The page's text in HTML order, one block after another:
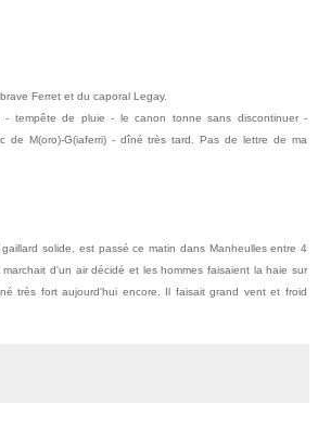
Ferret et du caporal Legay.
- tempête de pluie - le canon tonne sans discontinuer -
de M(oro)-G(iaferri) - dîné très tard. Pas de lettre de ma
solide, est passé ce matin dans Manheulles entre 4
d'un air décidé et les hommes faisaient la haie sur
très fort aujourd'hui encore. Il faisait grand vent et froid